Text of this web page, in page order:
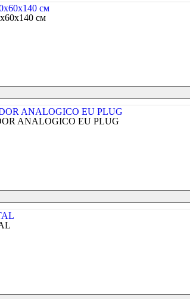
см
ANALOGICO EU PLUG